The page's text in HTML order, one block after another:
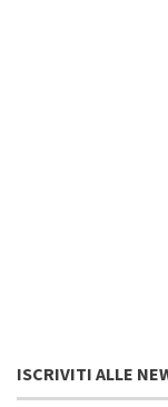
ISCRIVITI ALLE